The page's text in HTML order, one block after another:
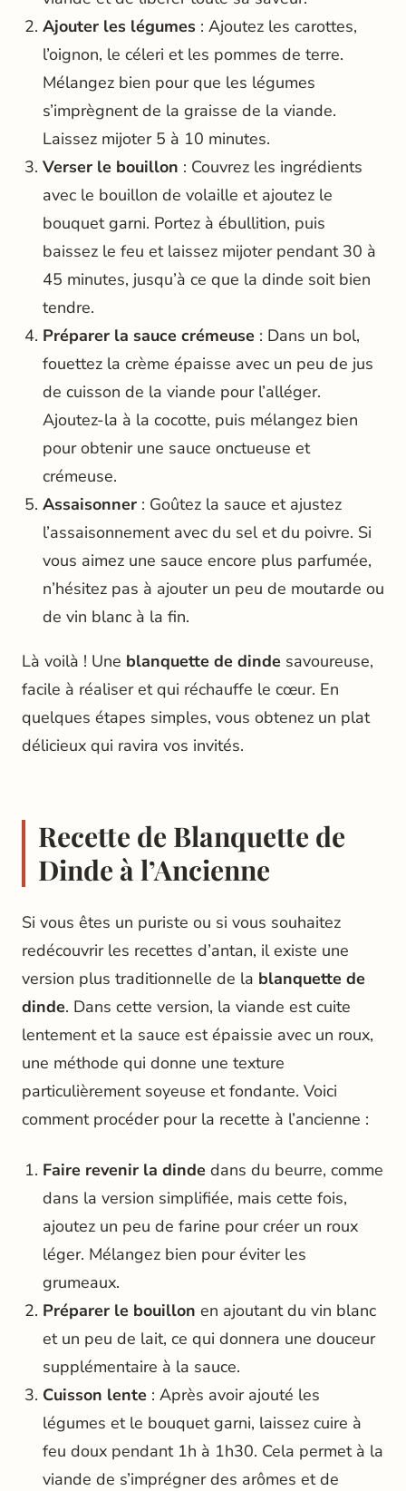
Ajouter les légumes: Ajoutez les carottes,
l’oignon, le céleri et les pommes de terre.
Mélangez bien pour que les légumes
s’imprègnent de la graisse de la viande.
Laissez mijoter 5 à 10 minutes.
Verser le bouillon : Couvrez les ingrédients
avec le bouillon de volaille et ajoutez le
bouquet garni. Portez à ébullition, puis
baissez le feu et laissez mijoter pendant 30 à
45 minutes, jusqu’à ce que la dinde soit bien
tendre.
Préparer la sauce crémeuse: Dans un bol,
fouettez la crème épaisse avec un peu de jus
de cuisson de la viande pour l’alléger.
Ajoutez-la à la cocotte, puis mélangez bien
pour obtenir une sauce onctueuse et
crémeuse.
Assaisonner: Goûtez la sauce et ajustez
l’assaisonnement avec du sel et du poivre. Si
vous aimez une sauce encore plus parfumée,
n’hésitez pas à ajouter un peu de moutarde ou
de vin blanc à la fin.
Là voilà ! Une blanquette de dinde savoureuse,
facile à réaliser et qui réchauffe le cœur. En
quelques étapes simples, vous obtenez un plat
délicieux qui ravira vos invités.
Recette de Blanquette de
Dinde à l’Ancienne
Si vous êtes un puriste ou si vous souhaitez
redécouvrir les recettes d’antan, il existe une
version plus traditionnelle de la blanquette de
dinde. Dans cette version, la viande est cuite
lentement et la sauce est épaissie avec un roux,
une méthode qui donne une texture
particulièrement soyeuse et fondante. Voici
comment procéder pour la recette à l’ancienne :
Faire revenir la dindedans du beurre, comme
dans la version simplifiée, mais cette fois,
ajoutez un peu de farine pour créer un roux
léger. Mélangez bien pour éviter les
grumeaux.
Préparer le bouillon en ajoutant du vin blanc
et un peu de lait, ce qui donnera une douceur
supplémentaire à la sauce.
Cuisson lente: Après avoir ajouté les
légumes et le bouquet garni, laissez cuire à
feu doux pendant 1h à 1h30. Cela permet à la
viande de s’imprégner des arômes et de